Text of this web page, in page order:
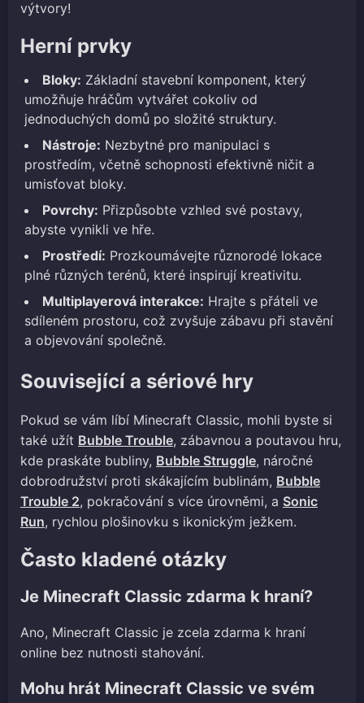
výtvory!
Herní prvky
Bloky: Základní stavební komponent, který
umožňuje hráčům vytvářet cokoliv od
jednoduchých domů po složité struktury.
Nástroje: Nezbytné pro manipulaci s
prostředím, včetně schopnosti efektivně ničit a
umisťovat bloky.
Povrchy: Přizpůsobte vzhled své postavy,
abyste vynikli ve hře.
Prostředí: Prozkoumávejte různorodé lokace
plné různých terénů, které inspirují kreativitu.
Multiplayerová interakce: Hrajte s přáteli ve
sdíleném prostoru, což zvyšuje zábavu při stavění
a objevování společně.
Související a sériové hry
Pokud se vám líbí Minecraft Classic, mohli byste si
také užít Bubble Trouble, zábavnou a poutavou hru,
kde praskáte bubliny, Bubble Struggle, náročné
dobrodružství proti skákajícím bublinám, Bubble
Trouble 2, pokračování s více úrovněmi, a Sonic
Run, rychlou plošinovku s ikonickým ježkem.
Často kladené otázky
Je Minecraft Classic zdarma k hraní?
Ano, Minecraft Classic je zcela zdarma k hraní
online bez nutnosti stahování.
Mohu hrát Minecraft Classic ve svém